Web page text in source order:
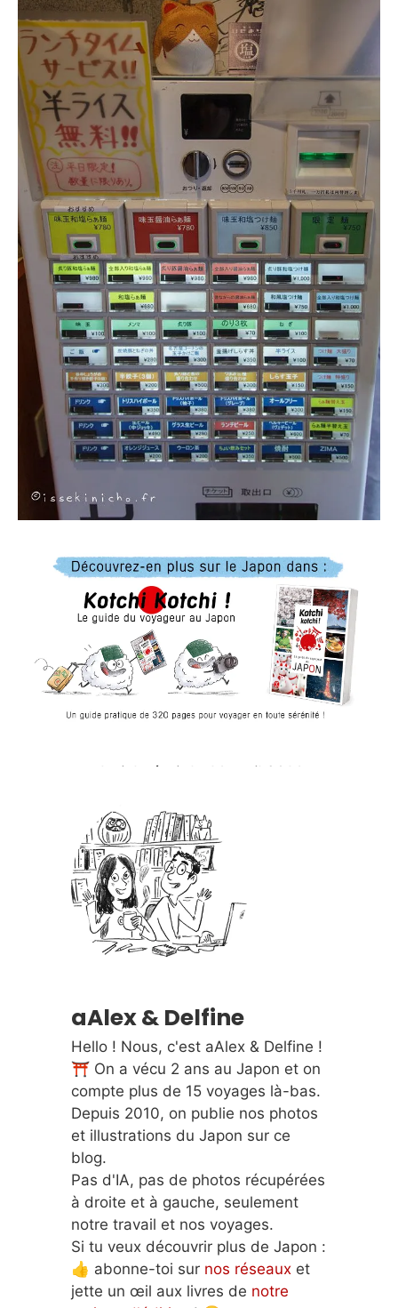
Article écrit le 14 avril 2014
aAlex & Delfine
Hello ! Nous, c'est aAlex & Delfine !
⛩️ On a vécu 2 ans au Japon et on
compte plus de 15 voyages là-bas.
Depuis 2010, on publie nos photos
et illustrations du Japon sur ce
blog.
Pas d'IA, pas de photos récupérées
à droite et à gauche, seulement
notre travail et nos voyages.
Si tu veux découvrir plus de Japon :
👍 abonne-toi sur nos réseaux et
jette un œil aux livres de notre